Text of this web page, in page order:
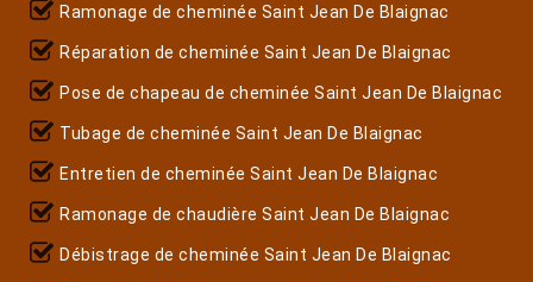
Ramonage de cheminée Saint Jean De Blaignac
Réparation de cheminée Saint Jean De Blaignac
Pose de chapeau de cheminée Saint Jean De Blaignac
Tubage de cheminée Saint Jean De Blaignac
Entretien de cheminée Saint Jean De Blaignac
Ramonage de chaudière Saint Jean De Blaignac
Débistrage de cheminée Saint Jean De Blaignac